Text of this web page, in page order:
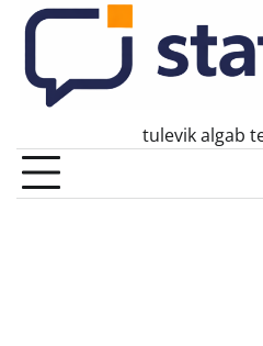
Skip
content
tulevik algab